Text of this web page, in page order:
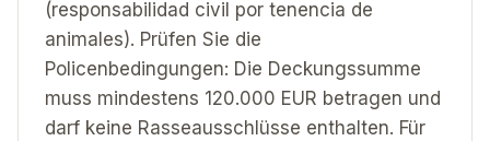
(responsabilidad civil por tenencia de
animales). Prüfen Sie die
Policenbedingungen: Die Deckungssumme
muss mindestens 120.000 EUR betragen und
darf keine Rasseausschlüsse enthalten. Für